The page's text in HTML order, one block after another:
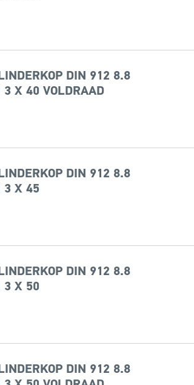
DIN 912 8.8
3 X 40 VOLDRAAD
DIN 912 8.8
3 X 45
DIN 912 8.8
3 X 50
DIN 912 8.8